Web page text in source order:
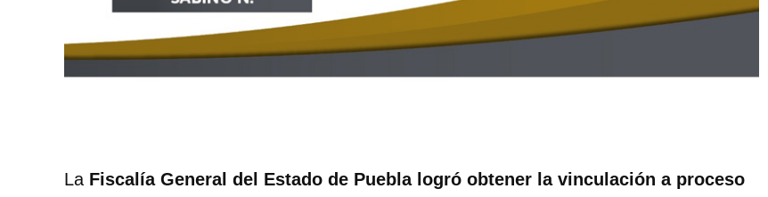
La Fiscalía General del Estado de Puebla logró obtener la vinculación a proceso